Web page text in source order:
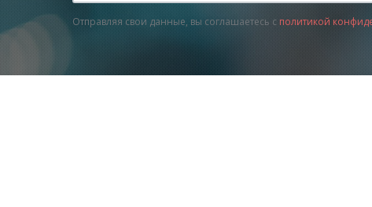
Отправляя свои данные, вы соглашаетесь с политикой